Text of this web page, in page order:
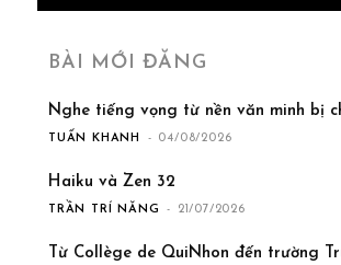
BÀI MỚI ĐĂNG
Nghe tiếng vọng từ nền văn minh bị
TUẤN KHANH - 04/08/2026
Haiku và Zen 32
TRẦN TRÍ NĂNG - 21/07/2026
Từ Collège de QuiNhon đến trường